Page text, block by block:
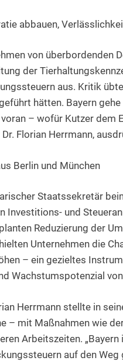
abbauen,
von überbordenden
der
aus. Kritik
hätten. Bayern
– wofür Kutzer dem
Florian Herrmann,
Berlin und München
Staatssekretär
Investitions- und
Reduzierung der
Unternehmen die
– ein gezieltes
Wachstumspotenzial
Herrmann stellte in
– mit Maßnahmen wie
Arbeitszeiten.
auf den